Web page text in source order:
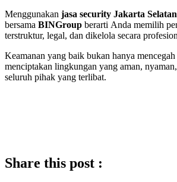
Menggunakan jasa security Jakarta
bersama BINGroup berarti Anda memilih
terstruktur, legal, dan dikelola secara
Keamanan yang baik bukan hanya
menciptakan lingkungan yang aman,
seluruh pihak yang terlibat.
Share this post :